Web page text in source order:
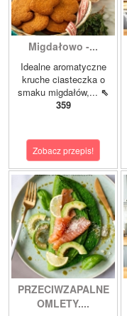
Migdałowo -...
Idealne aromatyczne
kruche ciasteczka o
smaku migdałów,... ⇖
359
Zobacz przepis!
PRZECIWZAPALNE
OMLETY....